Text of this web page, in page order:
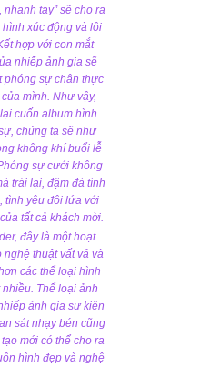
nhanh tay” sẽ cho ra
xúc động và lôi
hợp với con mắt
nhiếp ảnh gia sẽ
phóng sự chân thực
mình. Như vậy,
cuốn album hình
chúng ta sẽ như
không khí buổi lễ
sự cưới không
trái lại, đậm đà tình
tình yêu đôi lứa với
tất cả khách mời.
đây là một hoạt
nghệ thuật vất vả và
các thể loại hình
Thể loại ảnh
ảnh gia sự kiên
sát nhạy bén cũng
mới có thể cho ra
hình đẹp và nghệ